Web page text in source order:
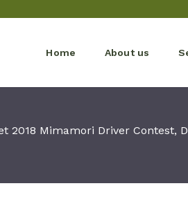
Home About us
2018 Mimamori Driver Contest,